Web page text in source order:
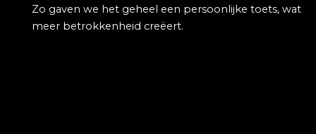
Zo gaven we het geheel een persoonlijke toets, wat
meer betrokkenheid creëert.